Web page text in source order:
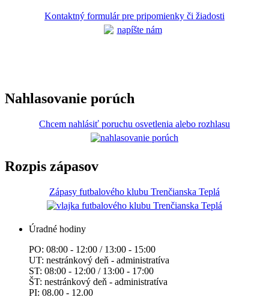
Kontaktný formulár pre pripomienky či žiadosti
Nahlasovanie porúch
Chcem nahlásiť poruchu osvetlenia alebo rozhlasu
Rozpis zápasov
Zápasy futbalového klubu Trenčianska Teplá
Úradné hodiny
PO: 08:00 - 12:00 / 13:00 - 15:00
UT: nestránkový deň - administratíva
ST: 08:00 - 12:00 / 13:00 - 17:00
ŠT: nestránkový deň - administratíva
PI: 08.00 - 12.00